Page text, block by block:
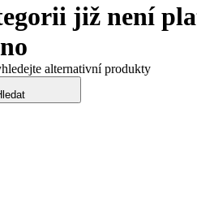
již není
alternativní produkty